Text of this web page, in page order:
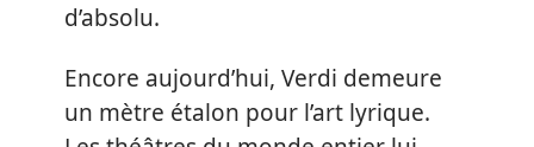
d’absolu.
Encore aujourd’hui, Verdi demeure
un mètre étalon pour l’art lyrique.